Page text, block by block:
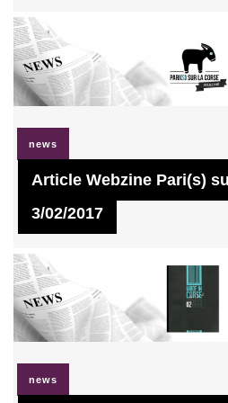
news
Article Webzine Pari(s)
3/02/2017
news